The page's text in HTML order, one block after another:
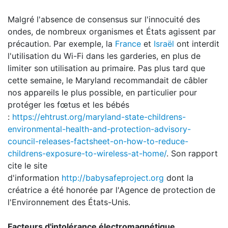
Malgré l'absence de consensus sur l'innocuité des
ondes, de nombreux organismes et États agissent par
précaution. Par exemple, la France et Israël ont interdit
l'utilisation du Wi-Fi dans les garderies, en plus de
limiter son utilisation au primaire. Pas plus tard que
cette semaine, le Maryland recommandait de câbler
nos appareils le plus possible, en particulier pour
protéger les fœtus et les bébés
: https://ehtrust.org/maryland-state-childrens-
environmental-health-and-protection-advisory-
council-releases-factsheet-on-how-to-reduce-
childrens-exposure-to-wireless-at-home/. Son rapport
cite le site
d'information http://babysafeproject.org dont la
créatrice a été honorée par l'Agence de protection de
l'Environnement des États-Unis.